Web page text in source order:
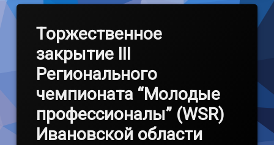
Торжественное
закрытие III
Регионального
чемпионата “Молодые
профессионалы” (WSR)
Ивановской области